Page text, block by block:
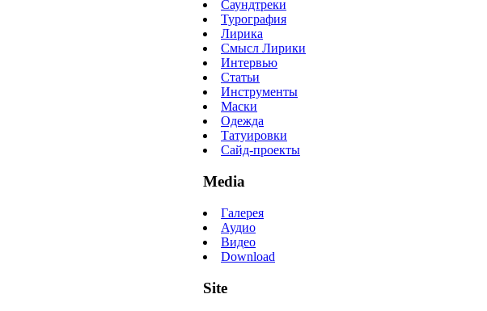
Саундтреки
Турография
Лирика
Смысл Лирики
Интервью
Статьи
Инструменты
Маски
Одежда
Татуировки
Сайд-проекты
Media
Галерея
Аудио
Видео
Download
Site